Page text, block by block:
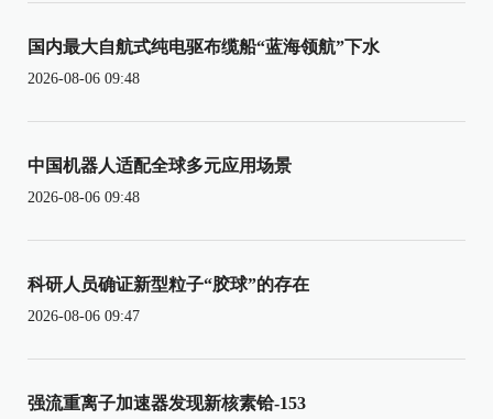
国内最大自航式纯电驱布缆船“蓝海领航”下水
2026-08-06 09:48
中国机器人适配全球多元应用场景
2026-08-06 09:48
科研人员确证新型粒子“胶球”的存在
2026-08-06 09:47
强流重离子加速器发现新核素铪-153